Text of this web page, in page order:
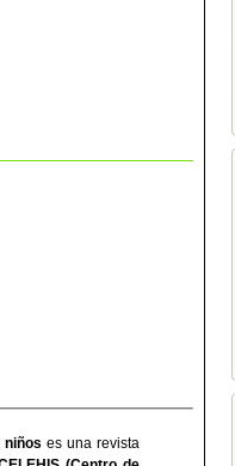
es una revista